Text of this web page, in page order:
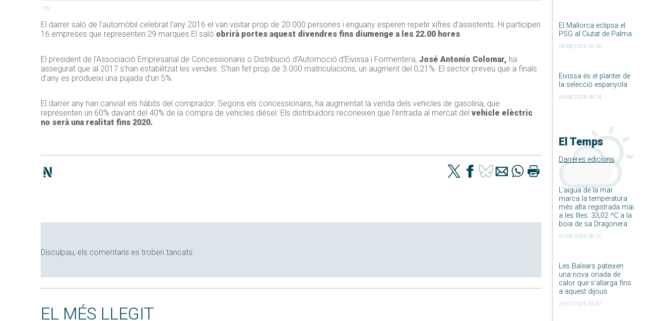
El Mallorca eclipsa el
PSG al Ciutat de Palma
06/08/2026 05:36
Eivissa és el planter de
la selecció espanyola
04/08/2026 08:24
El Temps
Darreres edicions
L’aigua de la mar
marca la temperatura
més alta registrada mai
a les Illes: 33,02 ºC a la
boia de sa Dragonera
07/08/2026 08:12
Les Balears pateixen
una nova onada de
calor que s’allarga fins
a aquest dijous
20/07/2026 03:47
179
El darrer saló de l’automòbil celebrat l’any 2016 el van visitar prop de 20.000 persones i enguany esperen repetir xifres d’assistents. Hi participen
16 empreses que representen 29 marques.El saló obrirà portes aquest divendres fins diumenge a les 22.00 hores.
El president de l’Associació Empresarial de Concessionaris o Distribució d’Automoció d’Eivissa i Formentera, José Antonio Colomar, ha
assegurat que al 2017 s’han estabilitzat les vendes. S’han fet prop de 3.000 matriculacions, un augment del 0,21%. El sector preveu que a finals
d’any es produeixi una pujada d’un 5%.
El darrer any han canviat els hàbits del comprador. Segons els concessionaris, ha augmentat la venda dels vehicles de gasolina, que
representen un 60% davant del 40% de la compra de vehicles dièsel. Els distribuïdors reconeixen que l’entrada al mercat del vehicle elèctric
no serà una realitat fins 2020.
Disculpau, els comentaris es troben tancats
EL MÉS LLEGIT